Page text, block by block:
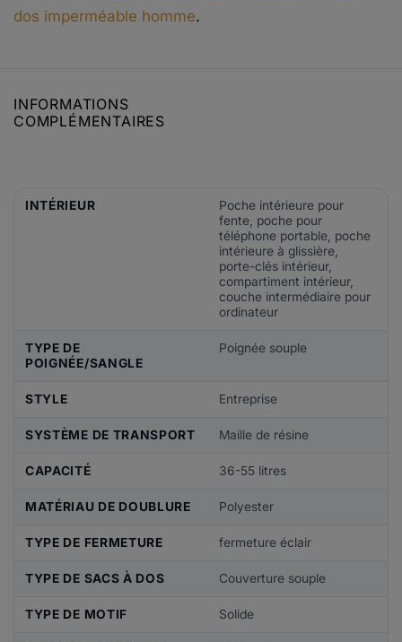
dos imperméable homme.
INFORMATIONS
COMPLÉMENTAIRES
INTÉRIEUR
Poche intérieure pour
fente, poche pour
téléphone portable, poche
intérieure à glissière,
porte-clés intérieur,
compartiment intérieur,
couche intermédiaire pour
ordinateur
TYPE DE
POIGNÉE/SANGLE
Poignée souple
STYLE Entreprise
SYSTÈME DE TRANSPORT Maille de résine
CAPACITÉ 36-55 litres
MATÉRIAU DE DOUBLURE Polyester
TYPE DE FERMETURE fermeture éclair
TYPE DE SACS À DOS Couverture souple
TYPE DE MOTIF Solide